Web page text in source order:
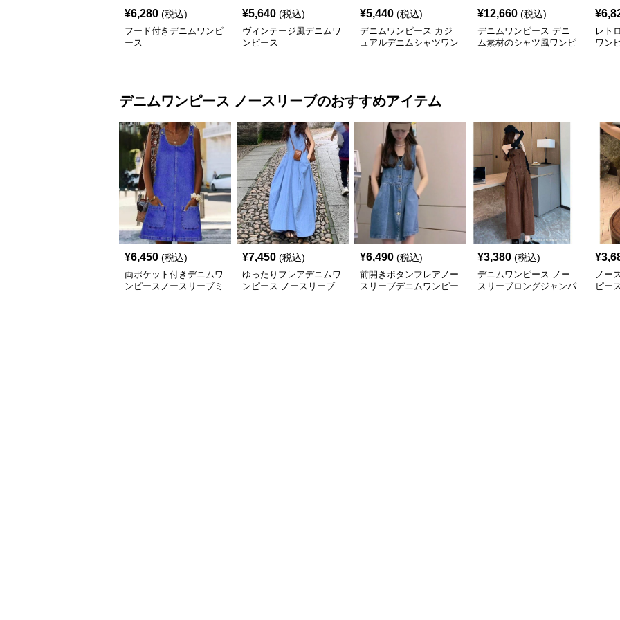
¥6,280 (税込)
フード付きデニムワンピ
ース
¥5,640 (税込)
ヴィンテージ風デニムワ
ンピース
¥5,440 (税込)
デニムワンピース カジ
ュアルデニムシャツワン
¥12,660 (税込)
デニムワンピース デニ
ム素材のシャツ風ワンピ
¥
レト
ワン
デニムワンピース ノースリーブのおすすめアイテム
¥6,450 (税込)
両ポケット付きデニムワ
ンピースノースリーブミ
¥7,450 (税込)
ゆったりフレアデニムワ
ンピース ノースリーブ
¥6,490 (税込)
前開きボタンフレアノー
スリーブデニムワンピー
¥3,380 (税込)
デニムワンピース ノー
スリーブロングジャンパ
¥
ノー
ピー